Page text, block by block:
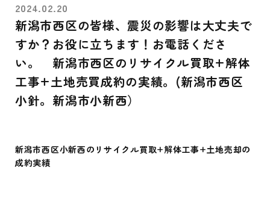
2024.02.20
新潟市西区の皆様、震災の影響は大丈夫で
すか？お役に立ちます！お電話くださ
い。 新潟市西区のリサイクル買取+解体
工事+土地売買成約の実績。(新潟市西区
小針。新潟市小新西）
新潟市西区小新西のリサイクル買取+解体工事+土地売却の
成約実績